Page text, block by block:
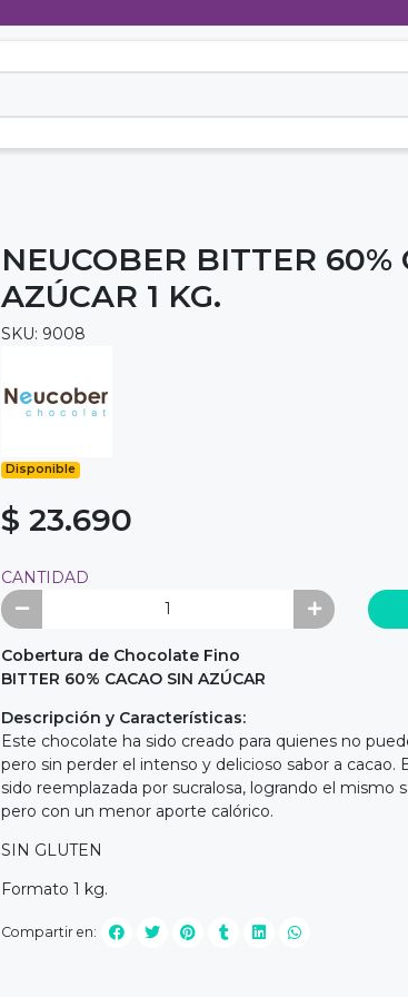
NEUCOBER BITTER 60%
AZÚCAR 1 KG.
SKU: 9008
Disponible
$ 23.690
CANTIDAD
Cobertura de Chocolate Fino
BITTER 60% CACAO SIN AZÚCAR
Descripción y Características:
Este chocolate ha sido creado para quienes no
pero sin perder el intenso y delicioso sabor a cacao.
sido reemplazada por sucralosa, logrando el mismo
pero con un menor aporte calórico.
SIN GLUTEN
Formato 1 kg.
Compartir en: